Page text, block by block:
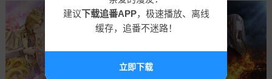
建议下载追番APP，极速播放、离线
缓存，追番不迷路！
立即下载